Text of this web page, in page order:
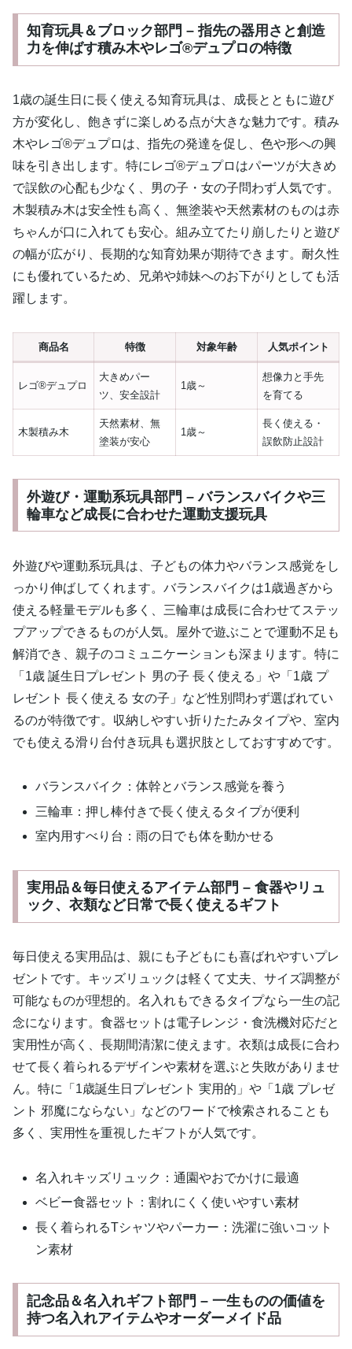
知育玩具＆ブロック部門 – 指先の器用さと創造
力を伸ばす積み木やレゴ®デュプロの特徴
1歳の誕生日に長く使える知育玩具は、成長とともに遊び
方が変化し、飽きずに楽しめる点が大きな魅力です。積み
木やレゴ®デュプロは、指先の発達を促し、色や形への興
味を引き出します。特にレゴ®デュプロはパーツが大きめ
で誤飲の心配も少なく、男の子・女の子問わず人気です。
木製積み木は安全性も高く、無塗装や天然素材のものは赤
ちゃんが口に入れても安心。組み立てたり崩したりと遊び
の幅が広がり、長期的な知育効果が期待できます。耐久性
にも優れているため、兄弟や姉妹へのお下がりとしても活
躍します。
商品名 特徴 対象年齢 人気ポイント
レゴ®デュプロ
大きめパー
ツ、安全設計
1歳～
想像力と手先
を育てる
木製積み木
天然素材、無
塗装が安心
1歳～
長く使える・
誤飲防止設計
外遊び・運動系玩具部門 – バランスバイクや三
輪車など成長に合わせた運動支援玩具
外遊びや運動系玩具は、子どもの体力やバランス感覚をし
っかり伸ばしてくれます。バランスバイクは1歳過ぎから
使える軽量モデルも多く、三輪車は成長に合わせてステッ
プアップできるものが人気。屋外で遊ぶことで運動不足も
解消でき、親子のコミュニケーションも深まります。特に
「1歳 誕生日プレゼント 男の子 長く使える」や「1歳 プ
レゼント 長く使える 女の子」など性別問わず選ばれてい
るのが特徴です。収納しやすい折りたたみタイプや、室内
でも使える滑り台付き玩具も選択肢としておすすめです。
バランスバイク：体幹とバランス感覚を養う
三輪車：押し棒付きで長く使えるタイプが便利
室内用すべり台：雨の日でも体を動かせる
実用品＆毎日使えるアイテム部門 – 食器やリュ
ック、衣類など日常で長く使えるギフト
毎日使える実用品は、親にも子どもにも喜ばれやすいプレ
ゼントです。キッズリュックは軽くて丈夫、サイズ調整が
可能なものが理想的。名入れもできるタイプなら一生の記
念になります。食器セットは電子レンジ・食洗機対応だと
実用性が高く、長期間清潔に使えます。衣類は成長に合わ
せて長く着られるデザインや素材を選ぶと失敗がありませ
ん。特に「1歳誕生日プレゼント 実用的」や「1歳 プレゼ
ント 邪魔にならない」などのワードで検索されることも
多く、実用性を重視したギフトが人気です。
名入れキッズリュック：通園やおでかけに最適
ベビー食器セット：割れにくく使いやすい素材
長く着られるTシャツやパーカー：洗濯に強いコット
ン素材
記念品＆名入れギフト部門 – 一生ものの価値を
持つ名入れアイテムやオーダーメイド品